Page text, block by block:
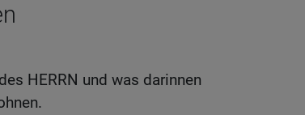
HERRN und was darinnen